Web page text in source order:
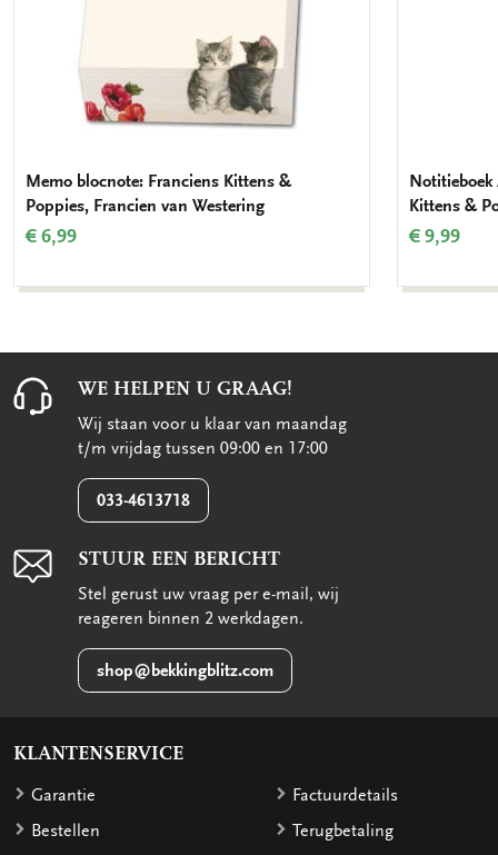
Memo blocnote: Franciens Kittens &
Poppies, Francien van Westering
€ 6,99
Kittens &
€ 9,99
WE HELPEN U GRAAG!
Wij staan voor u klaar van maandag
t/m vrijdag tussen 09:00 en 17:00
033-4613718
STUUR EEN BERICHT
Stel gerust uw vraag per e-mail, wij
reageren binnen 2 werkdagen.
shop@bekkingblitz.com
KLANTENSERVICE
Garantie
Bestellen
Factuurdetails
Terugbetaling